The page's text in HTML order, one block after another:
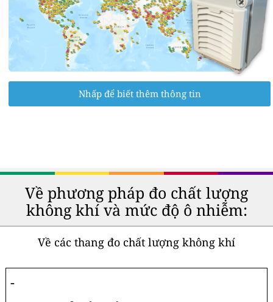
Nhấp để biết thêm thông tin
Về phương pháp đo chất lượng
không khí và mức độ ô nhiễm:
Về các thang đo chất lượng không khí
-